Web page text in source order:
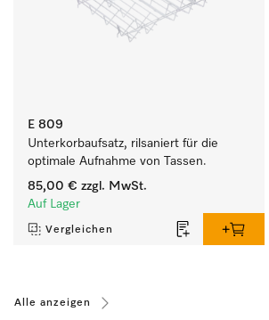
E 809
Unterkorbaufsatz, rilsaniert für die
optimale Aufnahme von Tassen.
85,00 € zzgl. MwSt.
Auf Lager
Vergleichen
Alle anzeigen